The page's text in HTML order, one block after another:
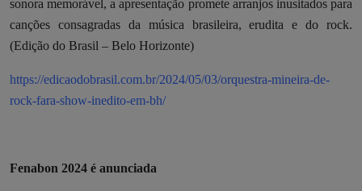
sonora memorável, a apresentação promete arranjos inusitados para
canções consagradas da música brasileira, erudita e do rock.
(Edição do Brasil – Belo Horizonte)
https://edicaodobrasil.com.br/2024/05/03/orquestra-mineira-de-
rock-fara-show-inedito-em-bh/
Fenabon 2024 é anunciada